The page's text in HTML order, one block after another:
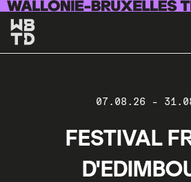
Skip to main content
07.08.26 -
FESTIVAL